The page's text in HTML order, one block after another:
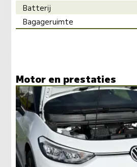
Batterij
Bagageruimte
Motor en prestaties